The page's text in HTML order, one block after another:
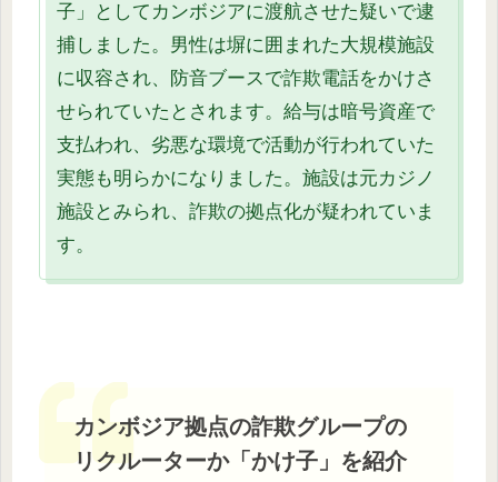
子」としてカンボジアに渡航させた疑いで逮
捕しました。男性は塀に囲まれた大規模施設
に収容され、防音ブースで詐欺電話をかけさ
せられていたとされます。給与は暗号資産で
支払われ、劣悪な環境で活動が行われていた
実態も明らかになりました。施設は元カジノ
施設とみられ、詐欺の拠点化が疑われていま
す。
カンボジア拠点の詐欺グループの
リクルーターか「かけ子」を紹介